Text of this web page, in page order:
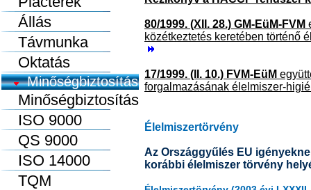
Állás
Távmunka
Oktatás
Minőségbiztosítás
Minőségbiztosítás
ISO 9000
QS 9000
ISO 14000
TQM
80/1999. (XII. 28.) GM-EüM-FVM
közétkeztetés keretében történő
17/1999. (II. 10.) FVM-EüM
forgalmazásának élelmiszer-
Élelmiszertörvény
Az Országgyűlés EU
korábbi élelmiszer törvény